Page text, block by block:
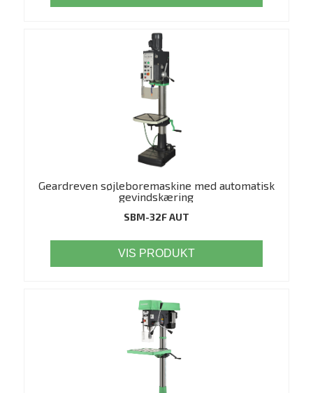
Geardreven søjleboremaskine med automatisk
gevindskæring
SBM-32F AUT
VIS PRODUKT